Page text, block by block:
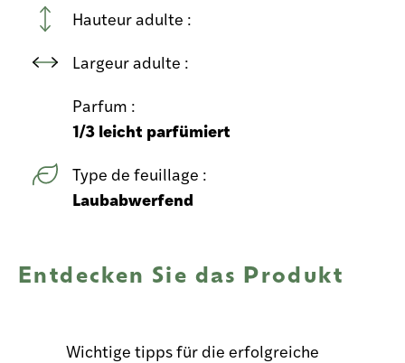
Hauteur adulte :
Largeur adulte :
Parfum :
1/3 leicht parfümiert
Type de feuillage :
Laubabwerfend
Entdecken Sie das Produkt
Wichtige tipps für die erfolgreiche